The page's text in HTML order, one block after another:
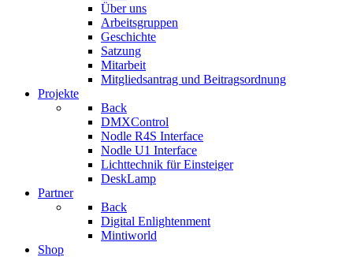
Über uns
Arbeitsgruppen
Geschichte
Satzung
Mitarbeit
Mitgliedsantrag und Beitragsordnung
Projekte
Back
DMXControl
Nodle R4S Interface
Nodle U1 Interface
Lichttechnik für Einsteiger
DeskLamp
Partner
Back
Digital Enlightenment
Mintiworld
Shop